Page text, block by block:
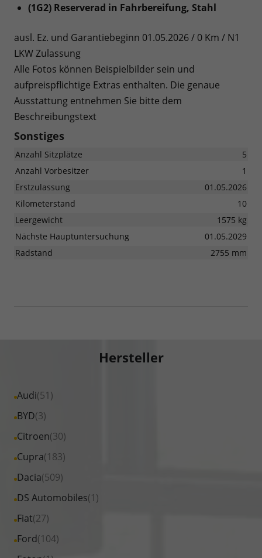
(1G2) Reserverad in Fahrbereifung, Stahl
ausl. Ez. und Garantiebeginn 01.05.2026 / 0 Km / N1
LKW Zulassung
Alle Fotos können Beispielbilder sein und
aufpreispflichtige Extras enthalten. Die genaue
Ausstattung entnehmen Sie bitte dem
Beschreibungstext
Sonstiges
Anzahl Sitzplätze
5
Anzahl Vorbesitzer
1
Erstzulassung
01.05.2026
Kilometerstand
10
Leergewicht
1575 kg
Nächste Hauptuntersuchung
01.05.2029
Radstand
2755 mm
Hersteller
Audi(51)
Alle
Fahrzeuge
Audi
anzeigen
BYD(3)
Alle
Fahrzeuge
BYD
anzeigen
Citroen(30)
Alle
Fahrzeuge
Citroen
anzeigen
Cupra(183)
Alle
Fahrzeuge
Cupra
anzeigen
Dacia(509)
Alle
Fahrzeuge
Dacia
anzeigen
DS Automobiles(1)
Alle
Fahrzeuge
DS
Fiat(27)
Alle
Fahrzeuge
Ford(104)
Alle
Fahrzeuge